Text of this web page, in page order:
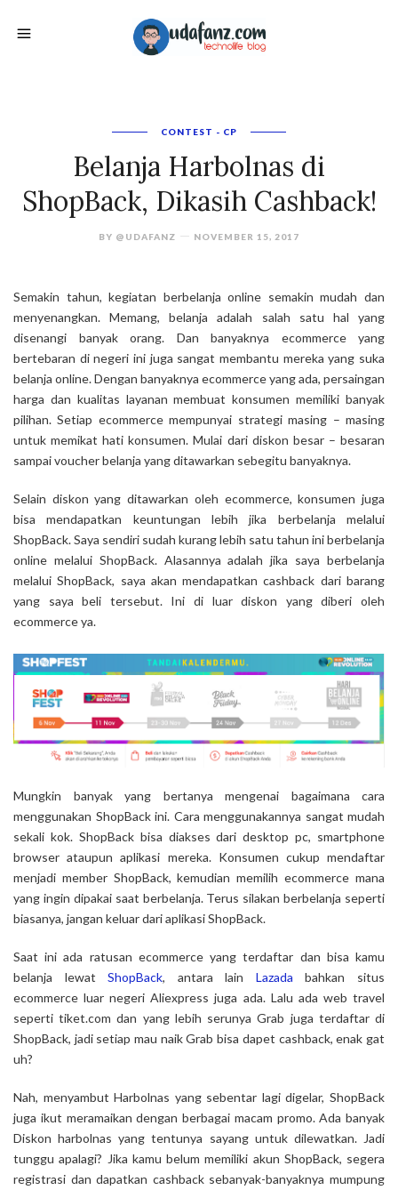
CONTEST - CP
Belanja Harbolnas di
ShopBack, Dikasih Cashback!
BY @UDAFANZ NOVEMBER 15, 2017
Semakin tahun, kegiatan berbelanja online semakin mudah dan
menyenangkan. Memang, belanja adalah salah satu hal yang
disenangi banyak orang. Dan banyaknya ecommerce yang
bertebaran di negeri ini juga sangat membantu mereka yang suka
belanja online. Dengan banyaknya ecommerce yang ada, persaingan
harga dan kualitas layanan membuat konsumen memiliki banyak
pilihan. Setiap ecommerce mempunyai strategi masing – masing
untuk memikat hati konsumen. Mulai dari diskon besar – besaran
sampai voucher belanja yang ditawarkan sebegitu banyaknya.
Selain diskon yang ditawarkan oleh ecommerce, konsumen juga
bisa mendapatkan keuntungan lebih jika berbelanja melalui
ShopBack. Saya sendiri sudah kurang lebih satu tahun ini berbelanja
online melalui ShopBack. Alasannya adalah jika saya berbelanja
melalui ShopBack, saya akan mendapatkan cashback dari barang
yang saya beli tersebut. Ini di luar diskon yang diberi oleh
ecommerce ya.
Mungkin banyak yang bertanya mengenai bagaimana cara
menggunakan ShopBack ini. Cara menggunakannya sangat mudah
sekali kok. ShopBack bisa diakses dari desktop pc, smartphone
browser ataupun aplikasi mereka. Konsumen cukup mendaftar
menjadi member ShopBack, kemudian memilih ecommerce mana
yang ingin dipakai saat berbelanja. Terus silakan berbelanja seperti
biasanya, jangan keluar dari aplikasi ShopBack.
Saat ini ada ratusan ecommerce yang terdaftar dan bisa kamu
belanja lewatShopBack, antara lain Lazada bahkan situs
ecommerce luar negeri Aliexpress juga ada. Lalu ada web travel
seperti tiket.com dan yang lebih serunya Grab juga terdaftar di
ShopBack, jadi setiap mau naik Grab bisa dapet cashback, enak gat
uh?
Nah, menyambut Harbolnas yang sebentar lagi digelar, ShopBack
juga ikut meramaikan dengan berbagai macam promo. Ada banyak
Diskon harbolnas yang tentunya sayang untuk dilewatkan. Jadi
tunggu apalagi? Jika kamu belum memiliki akun ShopBack, segera
registrasi dan dapatkan cashback sebanyak-banyaknya mumpung